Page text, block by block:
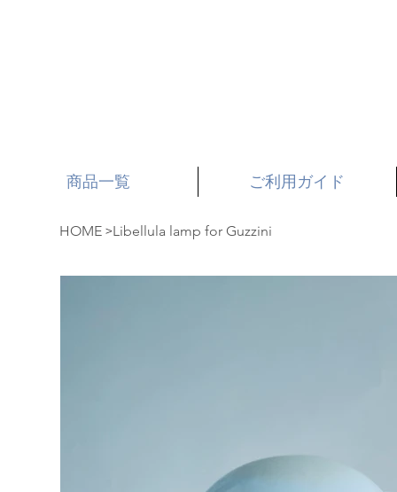
HOME >Libellula lamp for Guzzini
ご利用ガイド
商品一覧